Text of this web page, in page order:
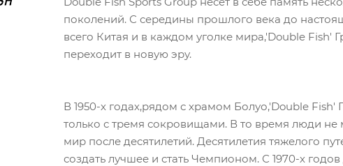
поколений. С середины прошлого века до
всего Китая и в каждом уголке мира,'Double Fish'
переходит в новую эру.
В 1950-х годах,рядом с храмом Болуо,'Double
только с тремя сокровищами. В то время люди не
мир после десятилетий. Десятилетия тяжелого
создать лучшее и стать Чемпионом. С 1970-х